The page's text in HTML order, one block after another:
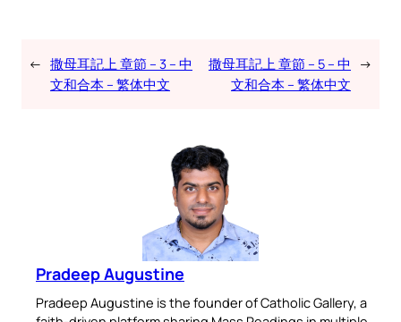
← 撒母耳記上 章節 – 3 – 中
文和合本 – 繁体中文
撒母耳記上 章節 – 5 – 中
文和合本 – 繁体中文
→
Pradeep Augustine
Pradeep Augustine is the founder of Catholic Gallery, a